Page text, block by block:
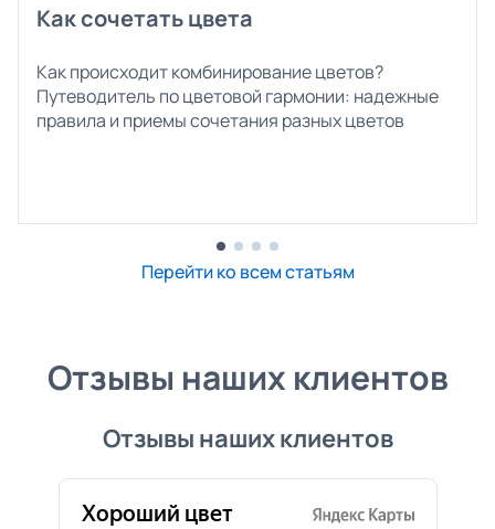
Как сочетать цвета
Как происходит комбинирование цветов?
Путеводитель по цветовой гармонии: надежные
правила и приемы сочетания разных цветов
Перейти ко всем статьям
Отзывы наших клиентов
Отзывы наших клиентов